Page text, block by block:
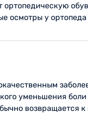
осмотры у
уменьшения
возвращается